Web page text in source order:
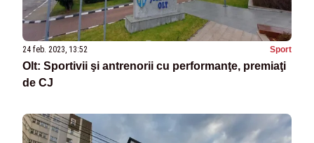
24 feb. 2023, 13:52 Sport
Olt: Sportivii şi antrenorii cu performanţe, premiaţi
de CJ